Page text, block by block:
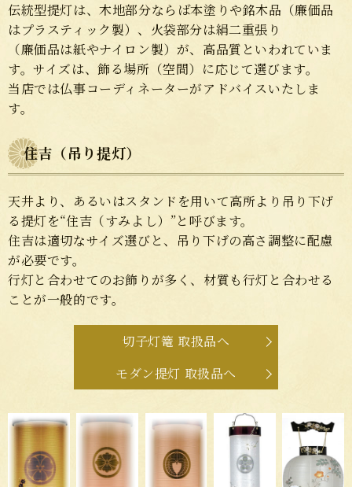
伝統型提灯は、木地部分ならば本塗りや銘木品（廉価品
はプラスティック製）、火袋部分は絹二重張り
（廉価品は紙やナイロン製）が、高品質といわれていま
す。サイズは、飾る場所（空間）に応じて選びます。
当店では仏事コーディネーターがアドバイスいたしま
す。
住吉（吊り提灯）
天井より、あるいはスタンドを用いて高所より吊り下げ
る提灯を“住吉（すみよし）”と呼びます。
住吉は適切なサイズ選びと、吊り下げの高さ調整に配慮
が必要です。
行灯と合わせてのお飾りが多く、材質も行灯と合わせる
ことが一般的です。
切子灯篭 取扱品へ
モダン提灯 取扱品へ